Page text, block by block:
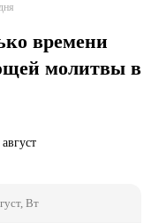
времени
молитвы в